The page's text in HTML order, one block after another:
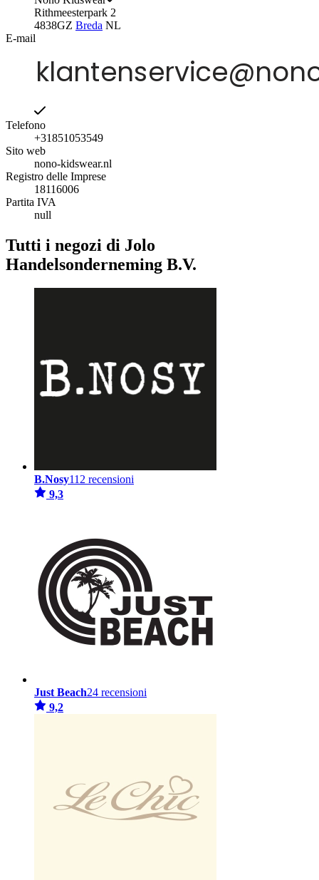
Rithmeesterpark 2
4838GZ Breda NL
E-mail
Telefono
+31851053549
Sito web
nono-kidswear.nl
Registro delle Imprese
18116006
Partita IVA
null
Tutti i negozi di Jolo
Handelsonderneming B.V.
B.Nosy112 recensioni
9,3
Just Beach24 recensioni
9,2